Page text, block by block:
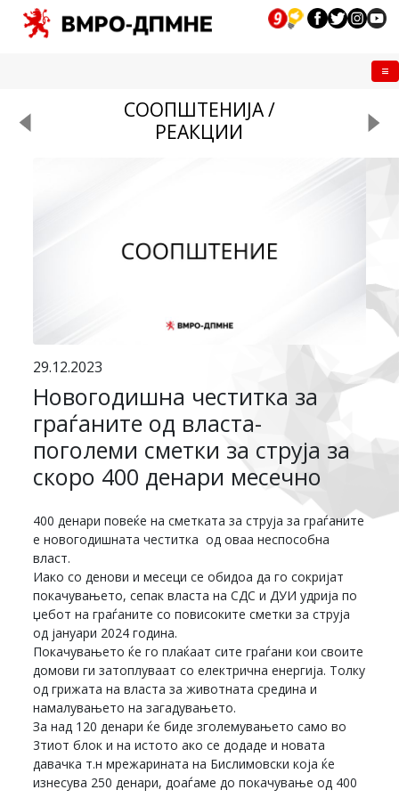
СООПШТЕНИЈА /
РЕАКЦИИ
29.12.2023
Новогодишна честитка за
граѓаните од власта-
поголеми сметки за струја за
скоро 400 денари месечно
400 денари повеќе на сметката за струја за граѓаните
е новогодишната честитка од оваа неспособна
власт.
Иако со денови и месеци се обидоа да го сокријат
покачувањето, сепак власта на СДС и ДУИ удрија по
џебот на граѓаните со повисоките сметки за струја
од јануари 2024 година.
Покачувањето ќе го плаќаат сите граѓани кои своите
домови ги затоплуваат со електрична енергија. Толку
од грижата на власта за животната средина и
намалувањето на загадувањето.
За над 120 денари ќе биде зголемувањето само во
3тиот блок и на истото ако се додаде и новата
давачка т.н мрежарината на Бислимовски која ќе
изнесува 250 денари, доаѓаме до покачување од 400